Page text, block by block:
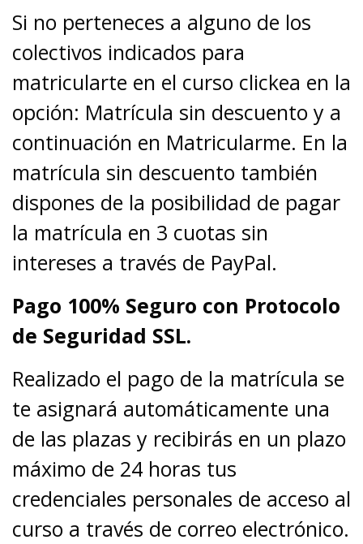
Si no perteneces a alguno de los
colectivos indicados para
matricularte en el curso clickea en la
opción: Matrícula sin descuento y a
continuación en Matricularme. En la
matrícula sin descuento también
dispones de la posibilidad de pagar
la matrícula en 3 cuotas sin
intereses a través de PayPal.
Pago 100% Seguro con Protocolo
de Seguridad SSL.
Realizado el pago de la matrícula se
te asignará automáticamente una
de las plazas y recibirás en un plazo
máximo de 24 horas tus
credenciales personales de acceso al
curso a través de correo electrónico.